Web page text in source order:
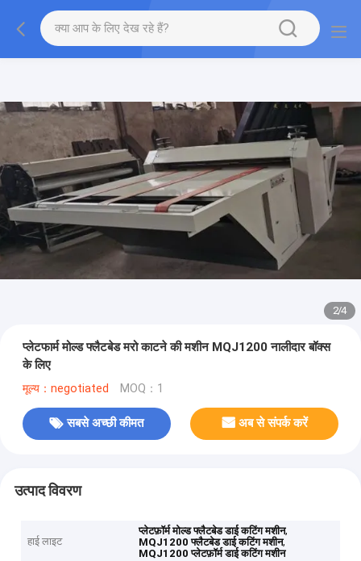
2/4
प्लेटफार्म मोल्ड फ्लैटबेड मरो काटने की मशीन MQJ1200 नालीदार बॉक्स
के लिए
मूल्य：negotiated MOQ：1
सबसे अच्छी कीमत अब से संपर्क करें
उत्पाद विवरण
हाई लाइट
प्लेटफ़ॉर्म मोल्ड फ्लैटबेड डाई कटिंग मशीन,
MQJ1200 फ्लैटबेड डाई कटिंग मशीन,
MQJ1200 प्लेटफ़ॉर्म डाई कटिंग मशीन